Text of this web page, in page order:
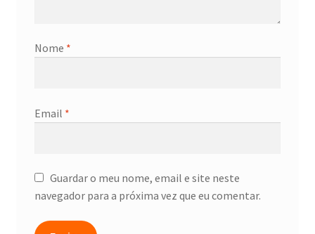
Nome *
Email *
Guardar o meu nome, email e site neste
navegador para a próxima vez que eu comentar.